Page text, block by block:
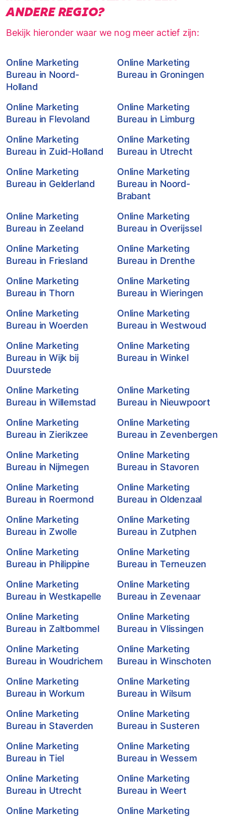
ANDERE REGIO?
Bekijk hieronder waar we nog meer actief zijn:
Online Marketing
Bureau in Noord-
Holland
Online Marketing
Bureau in Groningen
Online Marketing
Bureau in Flevoland
Online Marketing
Bureau in Limburg
Online Marketing
Bureau in Zuid-Holland
Online Marketing
Bureau in Utrecht
Online Marketing
Bureau in Gelderland
Online Marketing
Bureau in Noord-
Brabant
Online Marketing
Bureau in Zeeland
Online Marketing
Bureau in Overijssel
Online Marketing
Bureau in Friesland
Online Marketing
Bureau in Drenthe
Online Marketing
Bureau in Thorn
Online Marketing
Bureau in Wieringen
Online Marketing
Bureau in Woerden
Online Marketing
Bureau in Westwoud
Online Marketing
Bureau in Wijk bij
Duurstede
Online Marketing
Bureau in Winkel
Online Marketing
Bureau in Willemstad
Online Marketing
Bureau in Nieuwpoort
Online Marketing
Bureau in Zierikzee
Online Marketing
Bureau in Zevenbergen
Online Marketing
Bureau in Nijmegen
Online Marketing
Bureau in Stavoren
Online Marketing
Bureau in Roermond
Online Marketing
Bureau in Oldenzaal
Online Marketing
Bureau in Zwolle
Online Marketing
Bureau in Zutphen
Online Marketing
Bureau in Philippine
Online Marketing
Bureau in Terneuzen
Online Marketing
Bureau in Westkapelle
Online Marketing
Bureau in Zevenaar
Online Marketing
Bureau in Zaltbommel
Online Marketing
Bureau in Vlissingen
Online Marketing
Bureau in Woudrichem
Online Marketing
Bureau in Winschoten
Online Marketing
Bureau in Workum
Online Marketing
Bureau in Wilsum
Online Marketing
Bureau in Staverden
Online Marketing
Bureau in Susteren
Online Marketing
Bureau in Tiel
Online Marketing
Bureau in Wessem
Online Marketing
Bureau in Utrecht
Online Marketing
Bureau in Weert
Online Marketing
Online Marketing